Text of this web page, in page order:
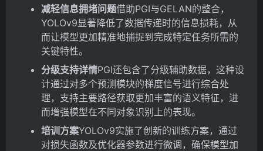
减轻信息拥堵问题借助PGI与GELAN的整合，
YOLOv9显著降低了数据传递时的信息损耗，从
而让模型更加精准地捕捉到完成特定任务所需的
关键特性。
分级支持详情PGI还包含了分级辅助数据，这种设
计通过对多个预测模块的梯度信号进行综合处
理，支持主要路径获取更加丰富的语义特征，进
而增强模型在不同对象识别上的表现。
培训方案YOLOv9实施了创新的训练方案，通过
对损失函数及优化器参数进行微调，确保模型加